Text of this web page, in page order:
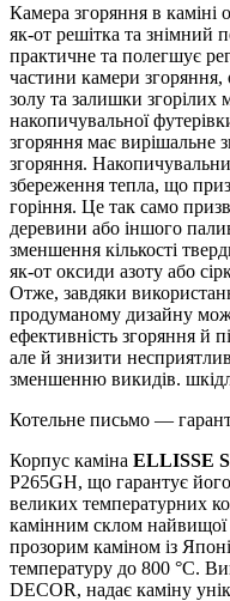
Камера згоряння в
як-от решітка та знімний
практичне та полегшує
частини камери згоряння,
золу та залишки згорілих
накопичувальної
згоряння має вирішальне
згоряння.
збереження тепла, що
горіння. Це так само
деревини або іншого
зменшення кількості
як-от оксиди азоту або
Отже, завдяки
продуманому дизайну
ефективність згоряння й
але й знизити
зменшенню викидів.
Котельне письмо —
Корпус каміна ELLISSE
P265GH, що гарантує його
великих температурних
камінним склом найвищої
прозорим каміном із
температуру до 800 °C.
DECOR, надає каміну